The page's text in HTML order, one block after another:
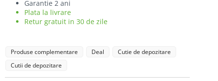
Garantie 2 ani
Plata la livrare
Retur gratuit in 30 de zile
Produse complementare Deal
Cutie de depozitare
Cutii de depozitare